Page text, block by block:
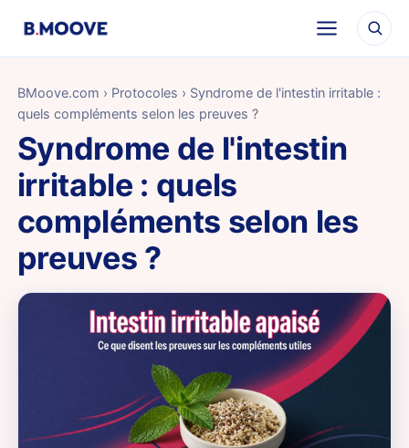
BMoove.com › Protocoles › Syndrome de l'intestin irritable :
quels compléments selon les preuves ?
Syndrome de l'intestin
irritable : quels
compléments selon les
preuves ?